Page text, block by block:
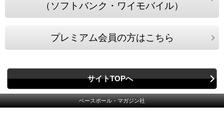
（ソフトバンク・ワイモバイル）
プレミアム会員の方はこちら
サイトTOPへ
ベースボール・マガジン社